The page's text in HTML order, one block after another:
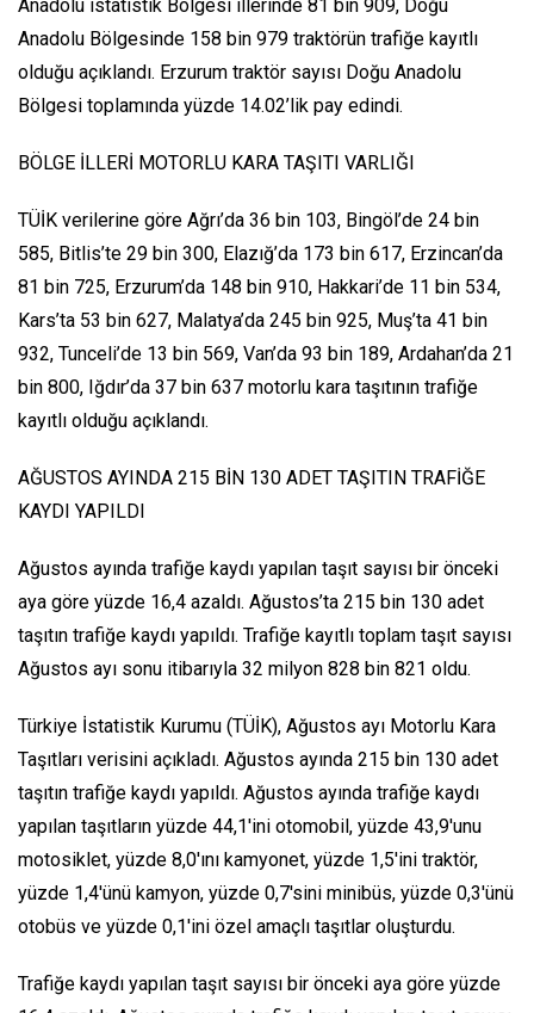
Anadolu istatistik Bölgesi illerinde 81 bin 909, Doğu
Anadolu Bölgesinde 158 bin 979 traktörün trafiğe kayıtlı
olduğu açıklandı. Erzurum traktör sayısı Doğu Anadolu
Bölgesi toplamında yüzde 14.02’lik pay edindi.
BÖLGE İLLERİ MOTORLU KARA TAŞITI VARLIĞI
TÜİK verilerine göre Ağrı’da 36 bin 103, Bingöl’de 24 bin
585, Bitlis’te 29 bin 300, Elazığ’da 173 bin 617, Erzincan’da
81 bin 725, Erzurum’da 148 bin 910, Hakkari’de 11 bin 534,
Kars’ta 53 bin 627, Malatya’da 245 bin 925, Muş’ta 41 bin
932, Tunceli’de 13 bin 569, Van’da 93 bin 189, Ardahan’da 21
bin 800, Iğdır’da 37 bin 637 motorlu kara taşıtının trafiğe
kayıtlı olduğu açıklandı.
AĞUSTOS AYINDA 215 BİN 130 ADET TAŞITIN TRAFİĞE
KAYDI YAPILDI
Ağustos ayında trafiğe kaydı yapılan taşıt sayısı bir önceki
aya göre yüzde 16,4 azaldı. Ağustos’ta 215 bin 130 adet
taşıtın trafiğe kaydı yapıldı. Trafiğe kayıtlı toplam taşıt sayısı
Ağustos ayı sonu itibarıyla 32 milyon 828 bin 821 oldu.
Türkiye İstatistik Kurumu (TÜİK), Ağustos ayı Motorlu Kara
Taşıtları verisini açıkladı. Ağustos ayında 215 bin 130 adet
taşıtın trafiğe kaydı yapıldı. Ağustos ayında trafiğe kaydı
yapılan taşıtların yüzde 44,1'ini otomobil, yüzde 43,9'unu
motosiklet, yüzde 8,0'ını kamyonet, yüzde 1,5'ini traktör,
yüzde 1,4'ünü kamyon, yüzde 0,7'sini minibüs, yüzde 0,3'ünü
otobüs ve yüzde 0,1'ini özel amaçlı taşıtlar oluşturdu.
Trafiğe kaydı yapılan taşıt sayısı bir önceki aya göre yüzde